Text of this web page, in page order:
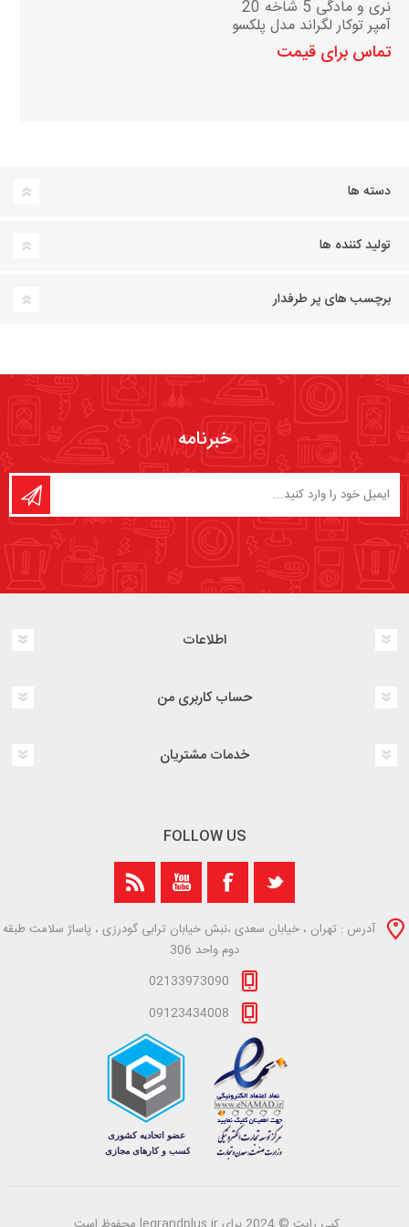
نری و مادگی 5 شاخه 20
آمپر توکار لگراند مدل پلکسو
تماس برای قیمت
دسته ها
تولید کننده ها
برچسب های پر طرفدار
خبرنامه
اطلاعات
حساب کاربری من
خدمات مشتریان
FOLLOW US
آدرس : تهران ، خیابان سعدی ،نبش خیابان ترابی گودرزی ، پاساژ سلامت طبقه
دوم واحد 306
02133973090
09123434008